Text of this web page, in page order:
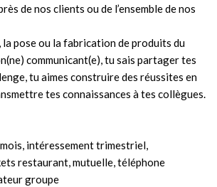
de nos clients ou de l’ensemble de nos
la pose ou la fabrication de produits du
communicant(e), tu sais partager tes
tu aimes construire des réussites en
tes connaissances à tes collègues.
intéressement trimestriel,
restaurant, mutuelle, téléphone
groupe